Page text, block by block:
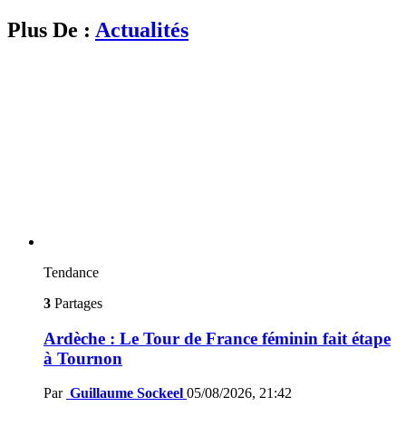
Plus De : Actualités
Tendance
3 Partages
Ardèche : Le Tour de France féminin fait étape
à Tournon
Par Guillaume Sockeel 05/08/2026, 21:42